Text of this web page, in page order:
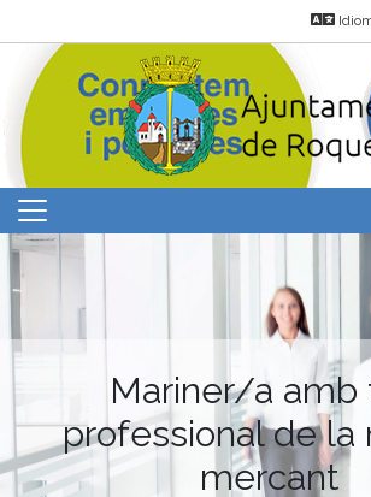
Mariner/a amb
professional de la
mercant